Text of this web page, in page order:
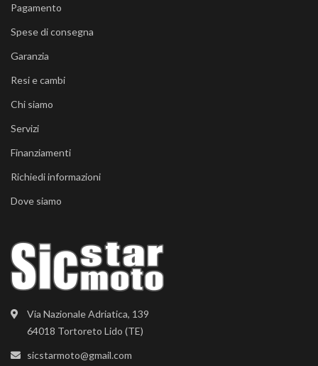
Via Nazionale Adriatica, 139
64018 Tortoreto Lido (TE)
sicstarmoto@gmail.com
Pagamento
Spese di consegna
Garanzia
Resi e cambi
Chi siamo
Servizi
Finanziamenti
Richiedi informazioni
Dove siamo